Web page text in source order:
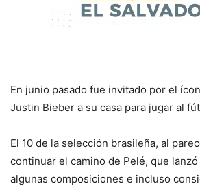
En junio pasado fue invitado por el
Justin Bieber a su casa para jugar al
El 10 de la selección brasileña, al
continuar el camino de Pelé, que
algunas composiciones e incluso